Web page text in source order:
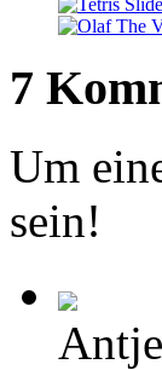
7
Um
sein!